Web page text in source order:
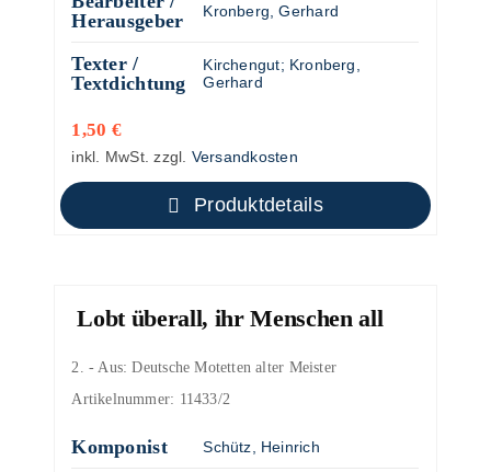
Herausgeber
Kronberg, Gerhard
Texter /
Textdichtung
Kirchengut; Kronberg,
Gerhard
1,50 €
inkl. MwSt. zzgl. Versandkosten
Produktdetails
Lobt überall, ihr Menschen all
2. - Aus: Deutsche Motetten alter Meister
Artikelnummer: 11433/2
Komponist Schütz, Heinrich